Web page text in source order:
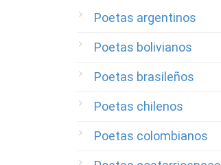
Poetas argentinos
Poetas bolivianos
Poetas brasileños
Poetas chilenos
Poetas colombianos